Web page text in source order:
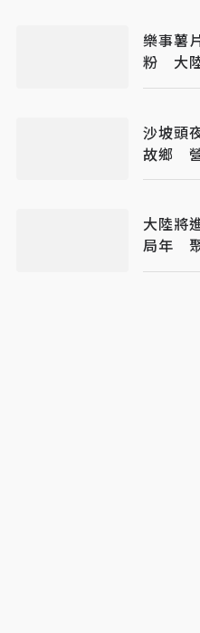
樂事薯
粉 大
沙坡頭
故鄉
大陸將
局年